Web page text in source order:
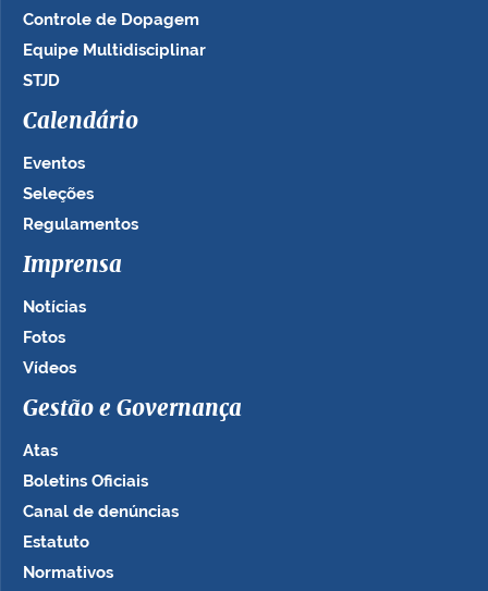
Controle de Dopagem
Equipe Multidisciplinar
STJD
Calendário
Eventos
Seleções
Regulamentos
Imprensa
Notícias
Fotos
Vídeos
Gestão e Governança
Atas
Boletins Oficiais
Canal de denúncias
Estatuto
Normativos